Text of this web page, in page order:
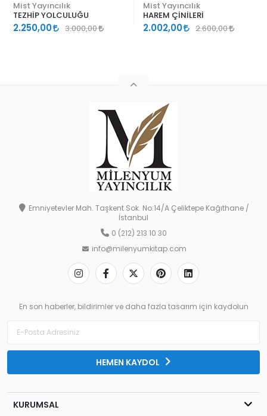
Mist Yayıncılık
TEZHİP YOLCULUĞU
2.250,00 3.000,00
Mist Yayıncılık
HAREM ÇİNİLERİ
2.002,00 2.600,00
Emniyetevler Mah. Taşkent Sok. No:14/A Çeliktepe Kağıthane /
İstanbul
0 (212) 213 10 30
info@milenyumkitap.com
En son haberler, bildirimler ve daha fazla tasarım için kaydolun
HEMEN KAYDOL
KURUMSAL